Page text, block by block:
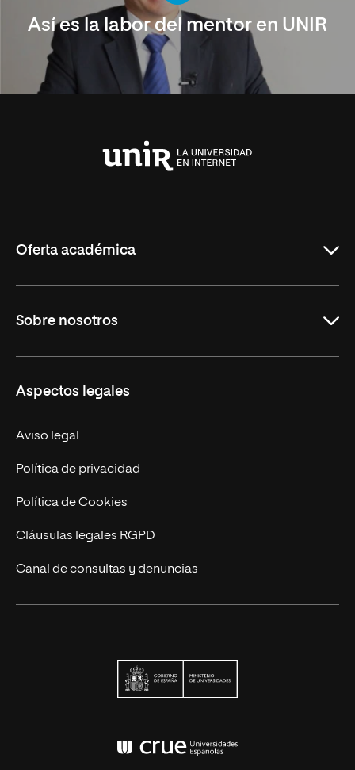
Así es la labor del mentor en UNIR
Oferta académica
Maestrías
Sobre nosotros
Trabaja en UNIR
Actualidad
Contacto
Aspectos legales
Aviso legal
Política de privacidad
Política de Cookies
Cláusulas legales RGPD
Canal de consultas y denuncias
Conferencia de